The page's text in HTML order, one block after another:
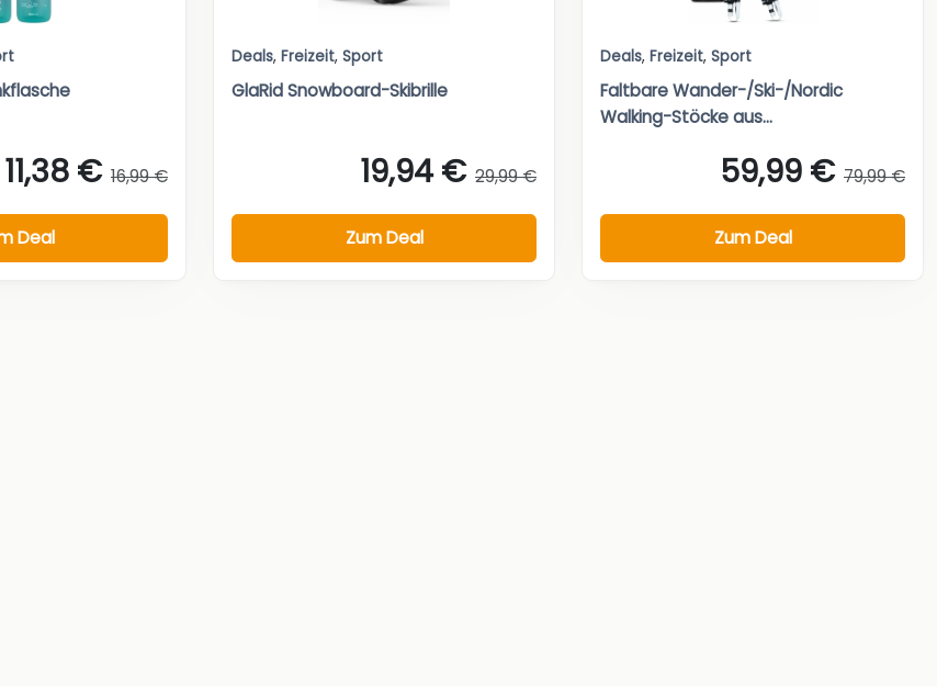
11,38 € 16,99 €
Deal
Deals, Freizeit, Sport
GlaRid Snowboard-Skibrille
19,94 € 29,99 €
Zum Deal
Deals, Freizeit, Sport
Faltbare Wander-/Ski-/Nordic
Walking-Stöcke aus...
59,99 € 79,99 €
Zum Deal